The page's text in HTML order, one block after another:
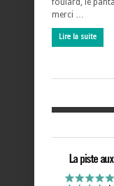
foulard, le
merci …
Lire la suite